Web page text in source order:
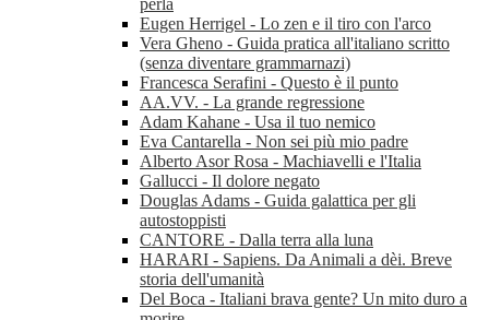
perla
Eugen Herrigel - Lo zen e il tiro con l'arco
Vera Gheno - Guida pratica all'italiano scritto
(senza diventare grammarnazi)
Francesca Serafini - Questo è il punto
AA.VV. - La grande regressione
Adam Kahane - Usa il tuo nemico
Eva Cantarella - Non sei più mio padre
Alberto Asor Rosa - Machiavelli e l'Italia
Gallucci - Il dolore negato
Douglas Adams - Guida galattica per gli
autostoppisti
CANTORE - Dalla terra alla luna
HARARI - Sapiens. Da Animali a dèi. Breve
storia dell'umanità
Del Boca - Italiani brava gente? Un mito duro a